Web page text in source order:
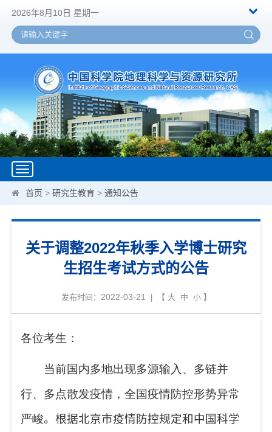
2026年8月10日 星期一
Toggle
navigation
首页 >研究生教育 >通知公告
关于调整2022年秋季入学博士研究
生招生考试方式的公告
发布时间： 2022-03-21 | 【 大 中 小】
各位考生：
当前国内多地出现多源输入、多链并
行、多点散发疫情，全国疫情防控形势异常
严峻。根据北京市疫情防控规定和中国科学